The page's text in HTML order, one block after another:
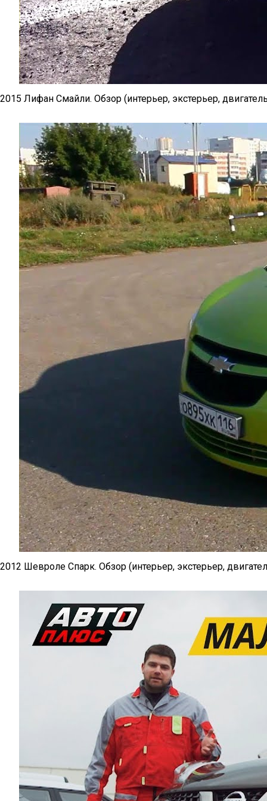
2015 Лифан Смайли. Обзор (интерьер, экстерьер,
2012 Шевроле Спарк. Обзор (интерьер, экстерьер,